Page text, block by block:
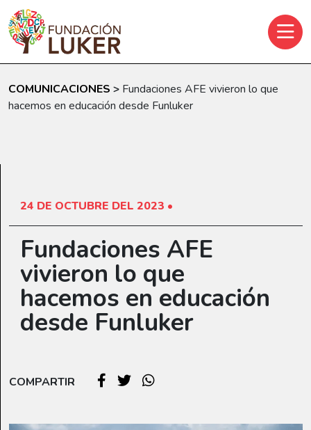
Skip to main content
COMUNICACIONES > Fundaciones AFE vivieron lo que
hacemos en educación desde Funluker
24 DE OCTUBRE DEL 2023 •
Fundaciones AFE
vivieron lo que
hacemos en educación
desde Funluker
COMPARTIR